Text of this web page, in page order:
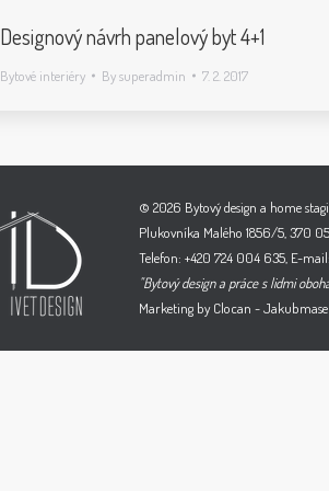
Designový návrh panelový byt 4+1
Bytové interiéry Bysuperadmin 7. 2. 2017
© 2026 Bytový design a home
Plukovníka Malého 1856/5, 370
Telefon: +420 724 004 635, E-
"Bytový design a práce s lidmi
Marketing byClocan -